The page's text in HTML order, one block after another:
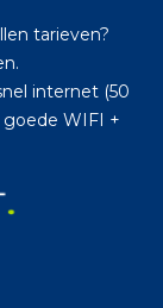
tarieven?
internet (50
WIFI +